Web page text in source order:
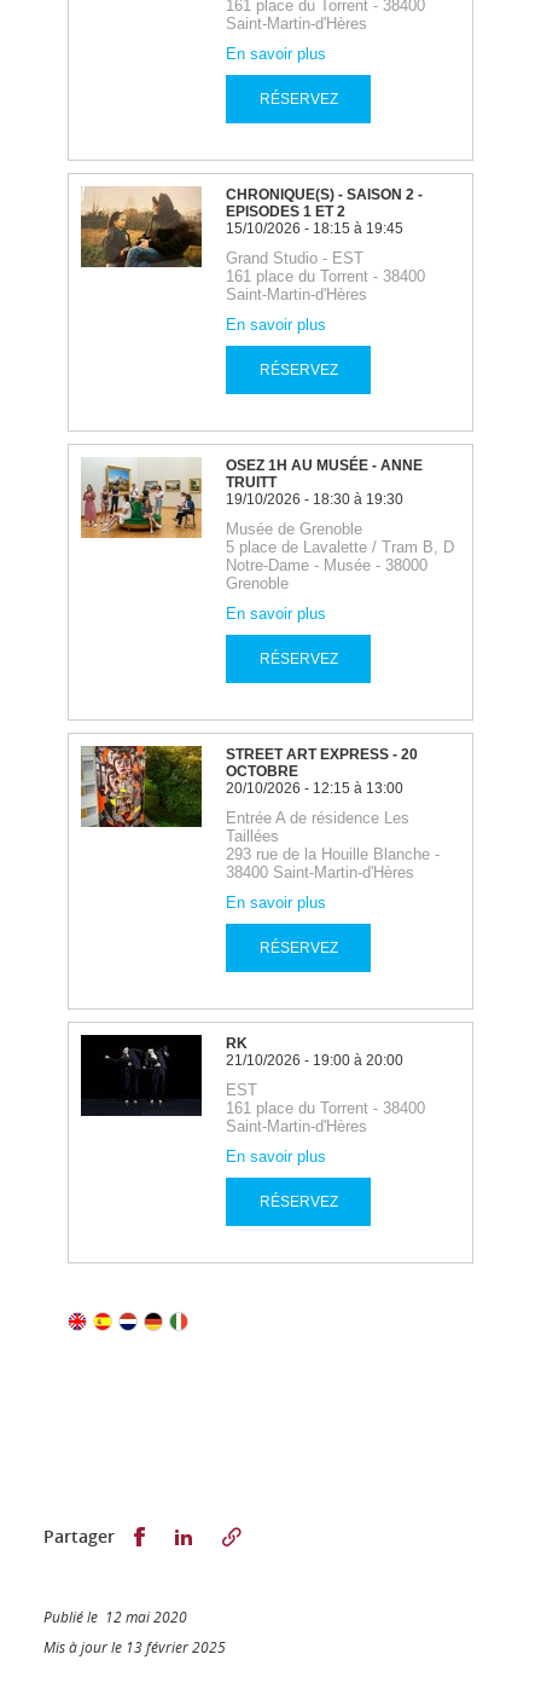
Partager Partager sur Facebook
Partager sur LinkedIn
Publié le 12 mai 2020
Mis à jour le 13 février 2025